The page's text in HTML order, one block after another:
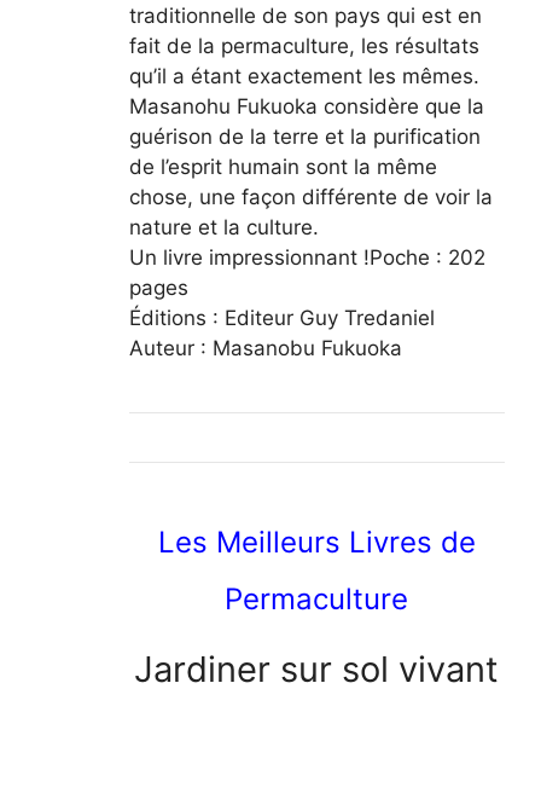
traditionnelle de son pays qui est en
fait de la permaculture, les résultats
qu’il a étant exactement les mêmes.
Masanohu Fukuoka considère que la
guérison de la terre et la purification
de l’esprit humain sont la même
chose, une façon différente de voir la
nature et la culture.
Un livre impressionnant !Poche : 202
pages
Éditions : Editeur Guy Tredaniel
Auteur : Masanobu Fukuoka
Les Meilleurs Livres de
Permaculture
Jardiner sur sol vivant